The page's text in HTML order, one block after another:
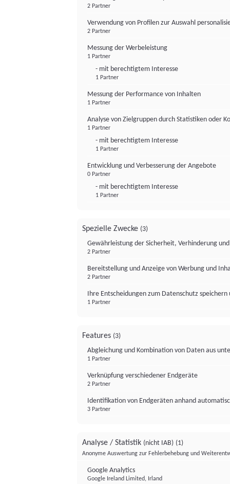
2 Partner
Verwendung von Profilen zur Auswahl
2 Partner
Messung der Werbeleistung
1 Partner
- mit berechtigtem Interesse
1 Partner
Messung der Performance von Inhalten
1 Partner
Analyse von Zielgruppen durch Statistiken oder
1 Partner
- mit berechtigtem Interesse
1 Partner
Entwicklung und Verbesserung der Angebote
0 Partner
- mit berechtigtem Interesse
1 Partner
Spezielle Zwecke (3)
Gewährleistung der Sicherheit, Verhinderung
2 Partner
Bereitstellung und Anzeige von Werbung und
2 Partner
Ihre Entscheidungen zum Datenschutz
1 Partner
Features (3)
Abgleichung und Kombination von Daten aus
1 Partner
Verknüpfung verschiedener Endgeräte
2 Partner
Identifikation von Endgeräten anhand
3 Partner
Analyse / Statistik (nicht IAB) (1)
Anonyme Auswertung zur Fehlerbehebung und
Google Analytics
Google Ireland Limited, Irland